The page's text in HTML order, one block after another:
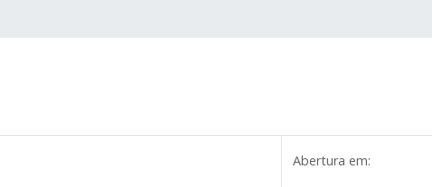
Abertura em: